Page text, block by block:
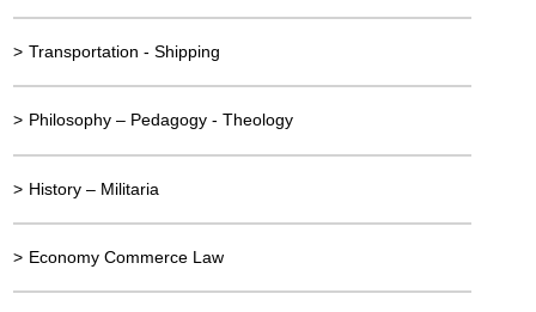
> Transportation - Shipping
> Philosophy – Pedagogy - Theology
> History – Militaria
> Economy Commerce Law